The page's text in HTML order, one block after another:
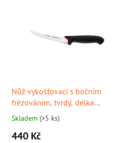
Nůž vykošťovací s bočním
frézováním, tvrdý, délka
ostří 15 cm, černý,
provedení "PrimeLine",
GIESSER
Skladem (>5 ks)
440 Kč